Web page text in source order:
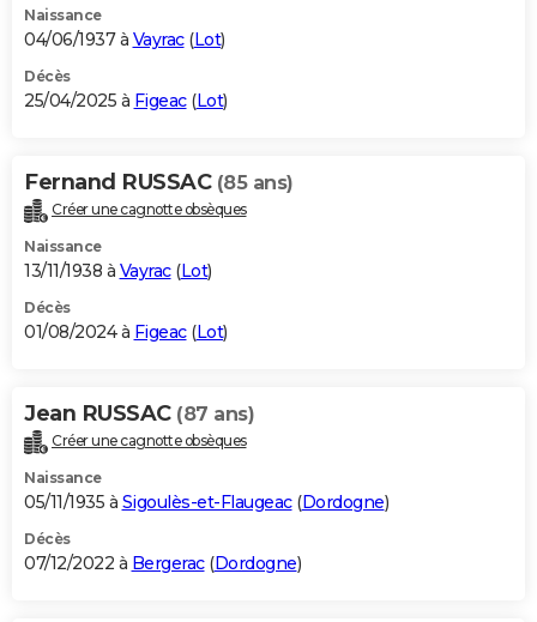
Dictionnaire
Biographies
Citations
Expressions
Proverbes
PROGRAMME TV
S'inscrire
Se connecter
Lycées
Collèges
Primaires
Universités
Entreprises
Service militaire
Avis de recherche
AVIS DE DÉCÈS
Bricolage
Lifestyle
Culture
Sport
Auto
Television
Voyage
Cinema
Naissance
04/06/1937 à Vayrac(Lot)
Décès
25/04/2025 à Figeac(Lot)
Fernand RUSSAC (85 ans)
Créer une cagnotte obsèques
Naissance
13/11/1938 à Vayrac(Lot)
Décès
01/08/2024 à Figeac(Lot)
Jean RUSSAC (87 ans)
Créer une cagnotte obsèques
Naissance
05/11/1935 à Sigoulès-et-Flaugeac(Dordogne)
Décès
07/12/2022 à Bergerac(Dordogne)